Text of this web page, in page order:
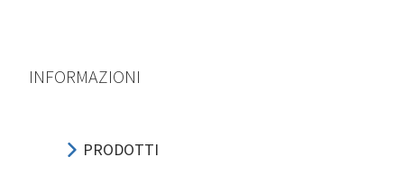
INFORMAZIONI
PRODOTTI